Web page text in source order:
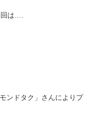
は….
ンドタク」さんによりプ